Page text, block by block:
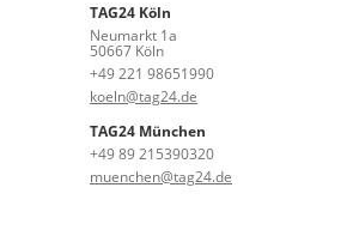
TAG24 Köln
Neumarkt 1a
50667 Köln
+49 221 98651990
koeln@tag24.de
TAG24 München
+49 89 215390320
muenchen@tag24.de